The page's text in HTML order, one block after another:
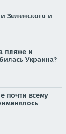
Зеленского и
пляже и
Украина?
почти всему